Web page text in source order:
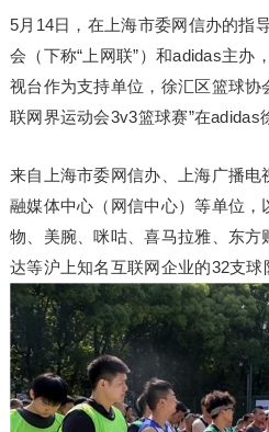
5月14日，在上海市委网信办的指
会（下称“上网联”）和adidas主办
视台作为支持单位，徐汇区篮球协
联网界运动会3v3篮球赛”在adidas
来自上海市委网信办、上海广播
融媒体中心（网信中心）等单位
物、美腕、咪咕、喜马拉雅、东
达等沪上知名互联网企业的32支球